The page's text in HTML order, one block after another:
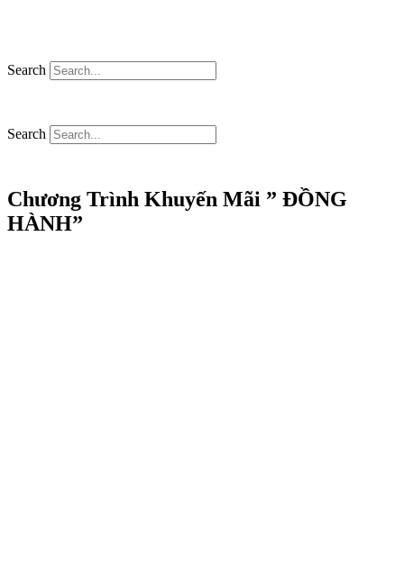
Search
Search
Chương Trình Khuyến Mãi ” ĐỒNG
HÀNH”